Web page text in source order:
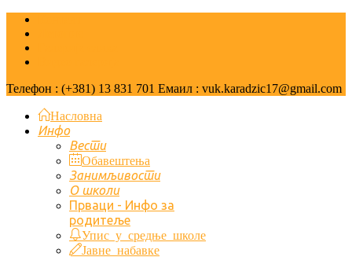
Телефон : (+381) 13 831 701 Емаил : vuk.karadzic17@gmail.com
Насловна
Инфо
Вести
Обавештења
Занимљивости
О школи
Првaци - Инфо за
родитеље
Упис у средње школе
Јавне набавке